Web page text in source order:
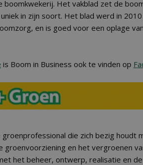
boomkwekerij. Het vakblad zet de
in zijn soort. Het blad werd in
en is goed voor een oplage
is Boom in Business ook te vinden op
die zich bezig houdt
groenvoorziening en het vergroenen
het beheer, ontwerp, realisatie en